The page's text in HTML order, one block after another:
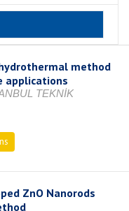
method
applications
TEKNİK
ZnO Nanorods